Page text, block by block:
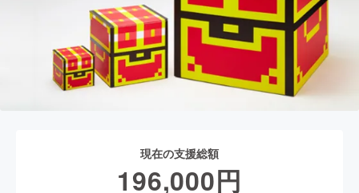
現在の支援総額
196,000円